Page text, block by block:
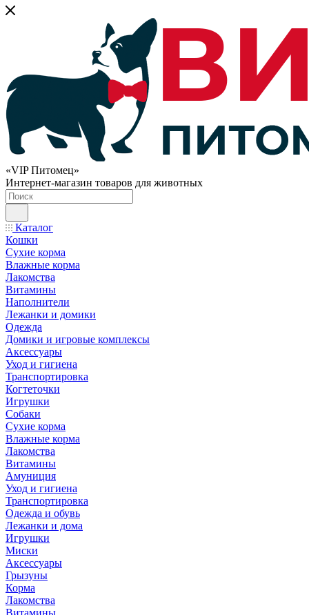
«VIP Питомец»
Интернет-магазин товаров для животных
Каталог
Кошки
Сухие корма
Влажные корма
Лакомства
Витамины
Наполнители
Лежанки и домики
Одежда
Домики и игровые комплексы
Аксессуары
Уход и гигиена
Транспортировка
Когтеточки
Игрушки
Собаки
Сухие корма
Влажные корма
Лакомства
Витамины
Амуниция
Уход и гигиена
Транспортировка
Одежда и обувь
Лежанки и дома
Игрушки
Миски
Аксессуары
Грызуны
Корма
Лакомства
Витамины